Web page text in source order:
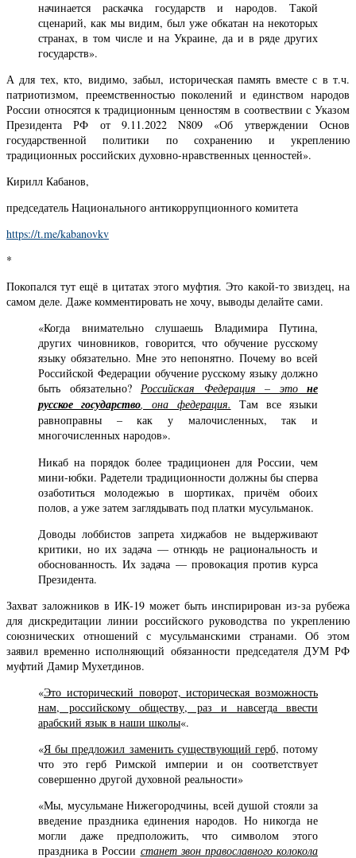
начинается раскачка государств и народов. Такой
сценарий, как мы видим, был уже обкатан на некоторых
странах, в том числе и на Украине, да и в ряде других
государств».
А для тех, кто, видимо, забыл, историческая память вместе с в т.ч.
патриотизмом, преемственностью поколений и единством народов
России относятся к традиционным ценностям в соотвествии с Указом
Президента РФ от 9.11.2022 N809 «Об утверждении Основ
государственной политики по сохранению и укреплению
традиционных российских духовно-нравственных ценностей».
Кирилл Кабанов,
председатель Национального антикоррупционного комитета
https://t.me/kabanovkv
*
Покопался тут ещё в цитатах этого муфтия. Это какой-то звиздец, на
самом деле. Даже комментировать не хочу, выводы делайте сами.
«Когда внимательно слушаешь Владимира Путина,
других чиновников, говорится, что обучение русскому
языку обязательно. Мне это непонятно. Почему во всей
Российской Федерации обучение русскому языку должно
быть обязательно? Российская Федерация – это не
русское государство, она федерация. Там все языки
равноправны – как у малочисленных, так и
многочисленных народов».
Никаб на порядок более традиционен для России, чем
мини-юбки. Радетели традиционности должны бы сперва
озаботиться молодежью в шортиках, причём обоих
полов, а уже затем заглядывать под платки мусульманок.
Доводы лоббистов запрета хиджабов не выдерживают
критики, но их задача — отнюдь не рациональность и
обоснованность. Их задача — провокация против курса
Президента.
Захват заложников в ИК-19 может быть инспирирован из-за рубежа
для дискредитации линии российского руководства по укреплению
союзнических отношений с мусульманскими странами. Об этом
заявил временно исполняющий обязанности председателя ДУМ РФ
муфтий Дамир Мухетдинов.
«Это исторический поворот, историческая возможность
нам, российскому обществу, раз и навсегда ввести
арабский язык в наши школы«.
«Я бы предложил заменить существующий герб, потому
что это герб Римской империи и он соответствует
совершенно другой духовной реальности»
«Мы, мусульмане Нижегородчины, всей душой стояли за
введение праздника единения народов. Но никогда не
могли даже предположить, что символом этого
праздника в России станет звон православного колокола